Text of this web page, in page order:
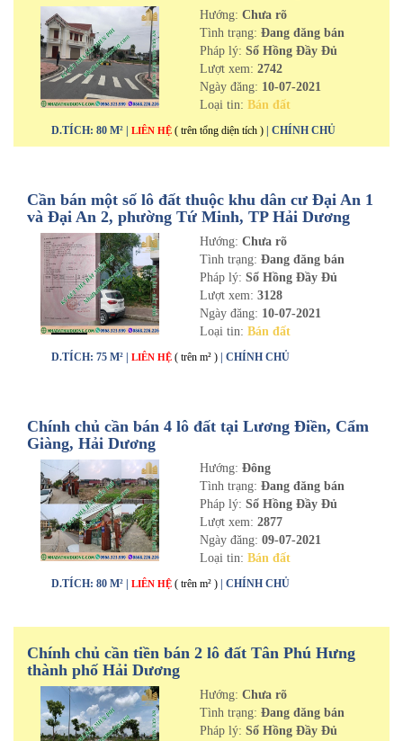
Hướng: Chưa rõ
Tình trạng: Đang đăng bán
Pháp lý: Sổ Hồng Đầy Đủ
Lượt xem: 2742
Ngày đăng: 10-07-2021
Loại tin: Bán đất
D.TÍCH: 80 M² | LIÊN HỆ ( trên tổng diện tích ) | CHÍNH CHỦ
Cần bán một số lô đất thuộc khu dân cư Đại An 1
và Đại An 2, phường Tứ Minh, TP Hải Dương
Hướng: Chưa rõ
Tình trạng: Đang đăng bán
Pháp lý: Sổ Hồng Đầy Đủ
Lượt xem: 3128
Ngày đăng: 10-07-2021
Loại tin: Bán đất
D.TÍCH: 75 M² | LIÊN HỆ ( trên m² ) | CHÍNH CHỦ
Chính chủ cần bán 4 lô đất tại Lương Điền, Cẩm
Giàng, Hải Dương
Hướng: Đông
Tình trạng: Đang đăng bán
Pháp lý: Sổ Hồng Đầy Đủ
Lượt xem: 2877
Ngày đăng: 09-07-2021
Loại tin: Bán đất
D.TÍCH: 80 M² | LIÊN HỆ ( trên m² ) | CHÍNH CHỦ
Chính chủ cần tiền bán 2 lô đất Tân Phú Hưng
thành phố Hải Dương
Hướng: Chưa rõ
Tình trạng: Đang đăng bán
Pháp lý: Sổ Hồng Đầy Đủ